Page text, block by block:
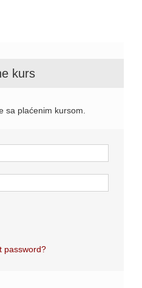
kurs
sa plaćenim kursom.
password?